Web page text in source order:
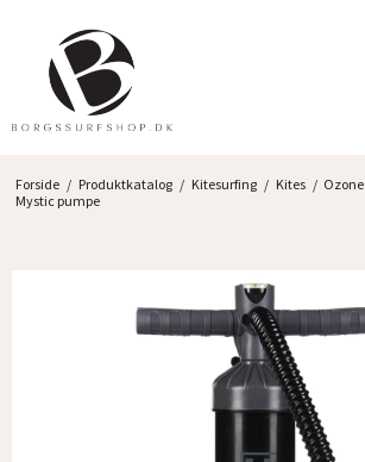
Forside / Produktkatalog / Kitesurfing / Kites / Ozone
Mystic pumpe